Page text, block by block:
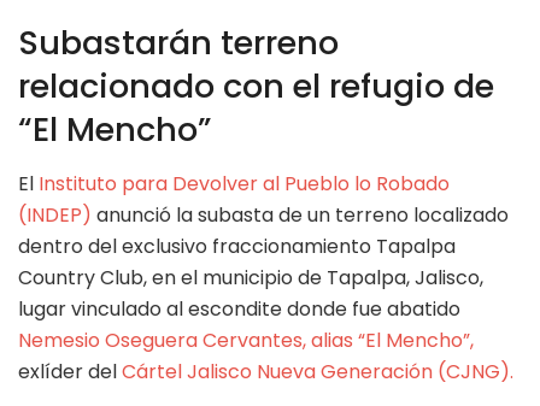
Subastarán terreno
relacionado con el refugio de
“El Mencho”
El Instituto para Devolver al Pueblo lo Robado
(INDEP) anunció la subasta de un terreno localizado
dentro del exclusivo fraccionamiento Tapalpa
Country Club, en el municipio de Tapalpa, Jalisco,
lugar vinculado al escondite donde fue abatido
Nemesio Oseguera Cervantes, alias “El Mencho”,
exlíder delCártel Jalisco Nueva Generación (CJNG).